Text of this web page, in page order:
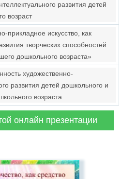
развития детей
возраст
прикладное искусство, как
творческих способностей
дошкольного возраста»
художественно-
развития детей дошкольного и
возраста
онлайн презентации